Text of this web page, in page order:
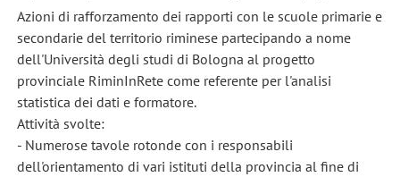
Azioni di rafforzamento dei rapporti con le scuole primarie e
secondarie del territorio riminese partecipando a nome
dell'Università degli studi di Bologna al progetto
provinciale RiminInRete come referente per l'analisi
statistica dei dati e formatore.
Attività svolte:
- Numerose tavole rotonde con i responsabili
dell'orientamento di vari istituti della provincia al fine di